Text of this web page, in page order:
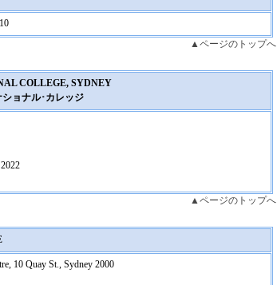
▲ページのトップへ
COLLEGE, SYDNEY
ョナル･カレッジ
▲ページのトップへ
10 Quay St., Sydney 2000